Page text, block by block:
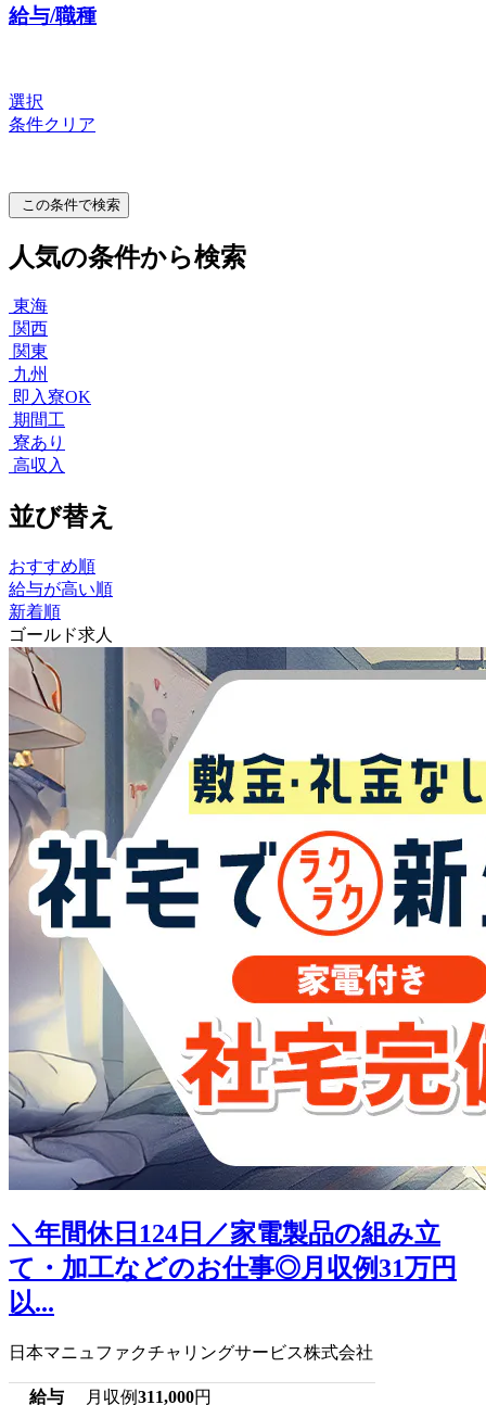
給与/職種
選択
条件クリア
この条件で検索
人気の条件から検索
東海
関西
関東
九州
即入寮OK
期間工
寮あり
高収入
並び替え
おすすめ順
給与が高い順
新着順
ゴールド求人
＼年間休日124日／家電製品の組み立
て・加工などのお仕事◎月収例31万円
以...
日本マニュファクチャリングサービス株式会社
給与 月収例311,000円